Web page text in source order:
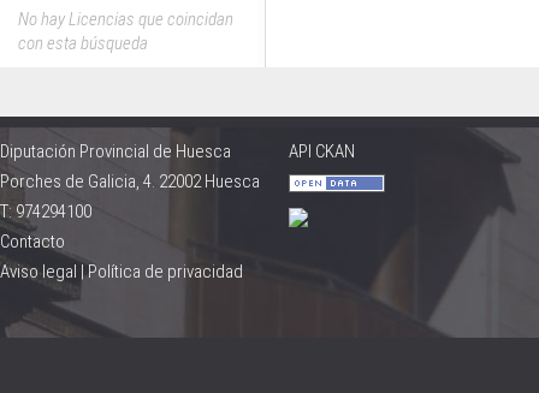
No hay Licencias que coincidan
con esta búsqueda
Diputación Provincial de Huesca
Porches de Galicia, 4. 22002 Huesca
T: 974294100
Contacto
Aviso legal |Política de privacidad
API CKAN